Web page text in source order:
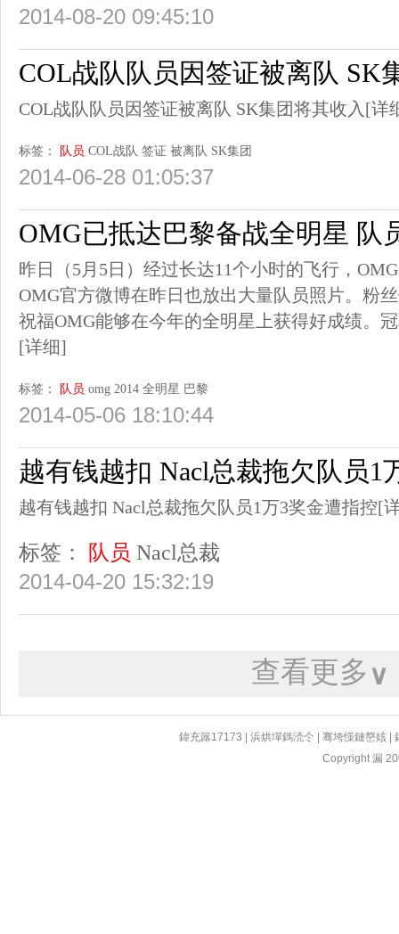
2014-08-20 09:45:10
COL战队队员因签证被离队 SK
COL战队队员因签证被离队 SK集团将其收入 [详
标签： 队员 COL战队 签证 被离队 SK集团
2014-06-28 01:05:37
OMG已抵达巴黎备战全明星 队
昨日（5月5日）经过长达11个小时的飞行，
OMG官方微博在昨日也放出大量队员照片。粉
祝福OMG能够在今年的全明星上获得好成绩。
[详细]
标签： 队员 omg 2014 全明星 巴黎
2014-05-06 18:10:44
越有钱越扣 Nacl总裁拖欠队员1
越有钱越扣 Nacl总裁拖欠队员1万3奖金遭指控[
标签： 队员 Nacl总裁
2014-04-20 15:32:19
查看更多 ∨
鍏充簬17173 |浜烘墠鎷涜仒 |骞垮憡鏈嶅姟 |
Copyright 漏